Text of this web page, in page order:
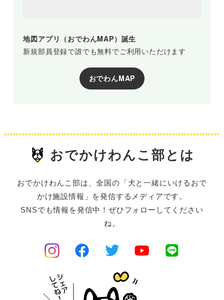
地図アプリ（おでわんMAP）誕生
新規部員登録で誰でも無料でご利用いただけます
おでわんMAP
おでかけわんこ部とは
おでかけわんこ部は、全国の「犬と一緒にいけるおで
かけ施設情報」を発信するメディアです。
SNSでも情報を発信中！ぜひフォローしてください
ね。